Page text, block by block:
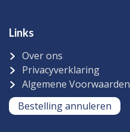
Links
Over ons
Privacyverklaring
Algemene Voorwaarden
Bestelling annuleren